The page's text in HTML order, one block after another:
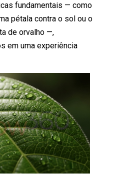
fundamentais — como
pétala contra o sol ou o
de orvalho —,
em uma experiência